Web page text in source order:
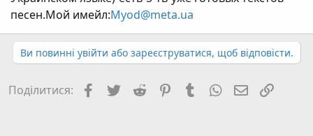
н
я
песен.Мой имейл:Myod@meta.ua
Ви повинні увійти або зареєструватися, щоб відповісти.
Поділитися: Facebook
TwitterReddit PinterestTumblrWhatsApp
E-mail